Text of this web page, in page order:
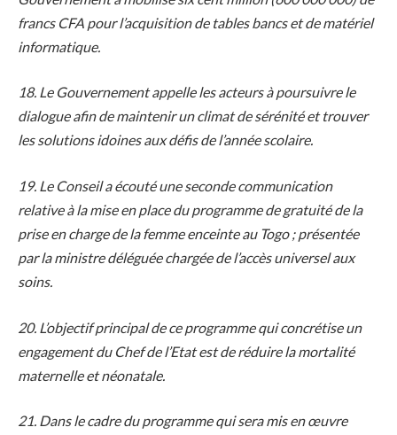
francs CFA pour l’acquisition de tables bancs et de matériel
informatique.
18. Le Gouvernement appelle les acteurs à poursuivre le
dialogue afin de maintenir un climat de sérénité et trouver
les solutions idoines aux défis de l’année scolaire.
19. Le Conseil a écouté une seconde communication
relative à la mise en place du programme de gratuité de la
prise en charge de la femme enceinte au Togo ; présentée
par la ministre déléguée chargée de l’accès universel aux
soins.
20. L’objectif principal de ce programme qui concrétise un
engagement du Chef de l’Etat est de réduire la mortalité
maternelle et néonatale.
21. Dans le cadre du programme qui sera mis en œuvre